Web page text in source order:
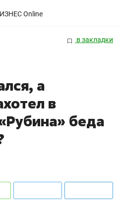
в закладки
а
в
беда